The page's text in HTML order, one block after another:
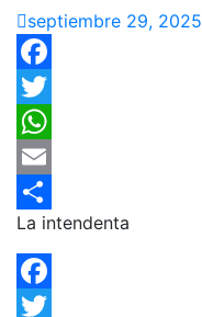
septiembre 29, 2025
Facebook
Twitter
WhatsApp
Email
Compartir
La intendenta
Facebook